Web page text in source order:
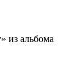
из альбома